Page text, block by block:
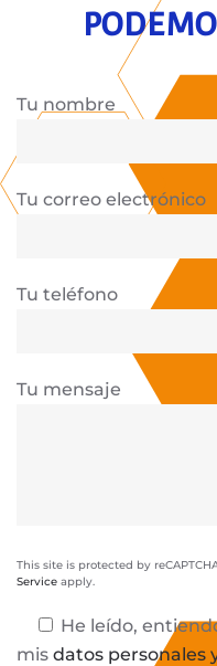
Tu nombre
Tu correo electrónico
Tu teléfono
Tu mensaje
This site is protected by
Service apply.
He leído,
mis datos personales